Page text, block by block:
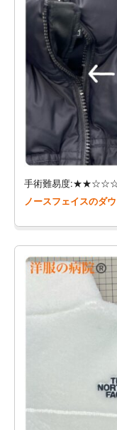
手術難易度
ノースフェイスのダ